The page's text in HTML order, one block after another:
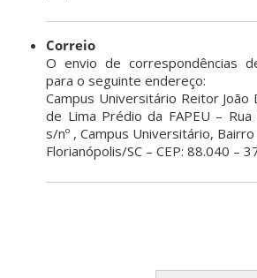
Correio
O envio de correspondências
para o seguinte endereço:
Campus Universitário Reitor João
de Lima Prédio da FAPEU – Rua
s/nº , Campus Universitário,
Florianópolis/SC – CEP: 88.040 –